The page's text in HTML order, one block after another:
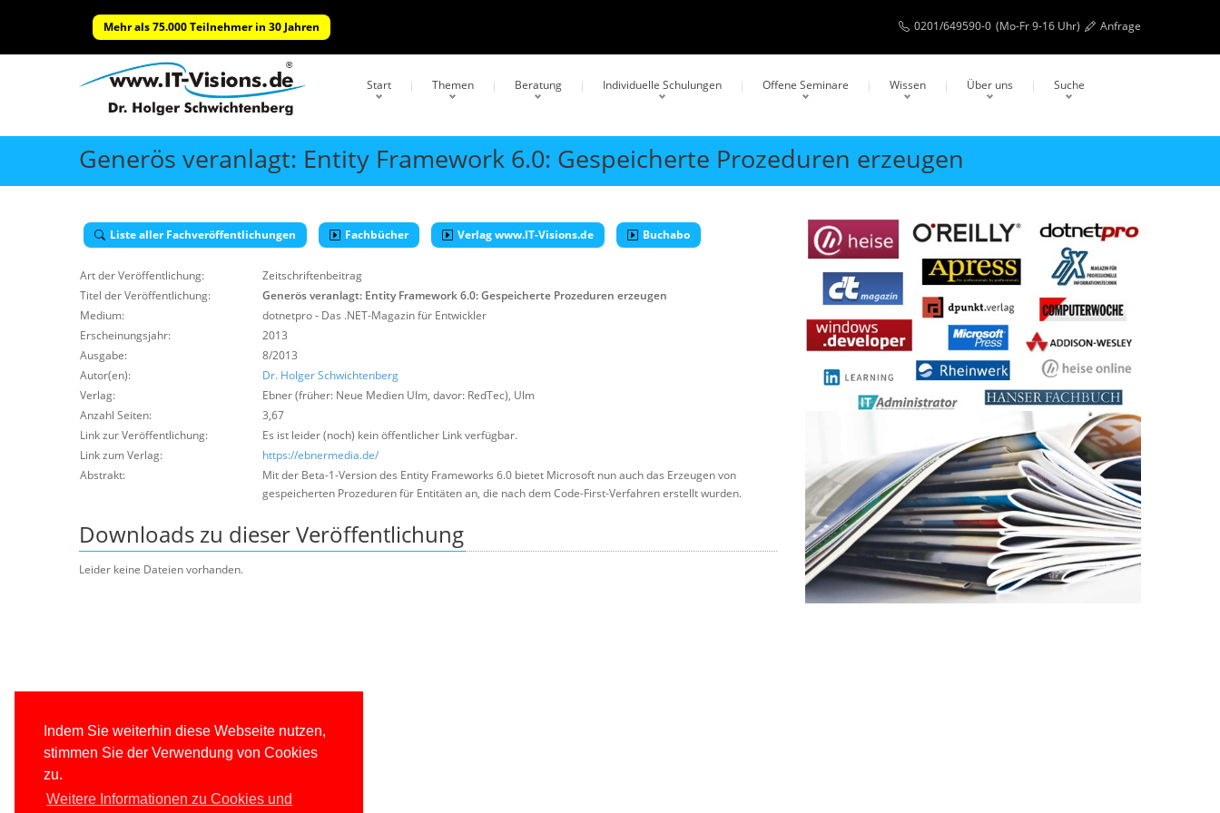
Indem Sie weiterhin diese Webseite nutzen,
stimmen Sie der Verwendung von Cookies
zu.
Weitere Informationen zu Cookies und
Mehr als 75.000 Teilnehmer in 30 Jahren 0201/649590-0 (Mo-Fr 9-16 Uhr) Anfrage
Start Themen Beratung Individuelle Schulungen Offene Seminare Wissen Über uns Suche
Generös veranlagt: Entity Framework 6.0: Gespeicherte Prozeduren erzeugen
Liste aller Fachveröffentlichungen Fachbücher Verlag www.IT-Visions.de Buchabo
Art der Veröffentlichung:
Zeitschriftenbeitrag
Titel der Veröffentlichung:
Generös veranlagt: Entity Framework 6.0: Gespeicherte Prozeduren erzeugen
Medium:
dotnetpro - Das .NET-Magazin für Entwickler
Erscheinungsjahr:
2013
Ausgabe:
8/2013
Autor(en):
Dr. Holger Schwichtenberg
Verlag:
Ebner (früher: Neue Medien Ulm, davor: RedTec), Ulm
Anzahl Seiten:
3,67
Link zur Veröffentlichung:
Es ist leider (noch) kein öffentlicher Link verfügbar.
Link zum Verlag:
https://ebnermedia.de/
Abstrakt:
Mit der Beta-1-Version des Entity Frameworks 6.0 bietet Microsoft nun auch das Erzeugen von
gespeicherten Prozeduren für Entitäten an, die nach dem Code-First-Verfahren erstellt wurden.
Downloads zu dieser Veröffentlichung
Leider keine Dateien vorhanden.